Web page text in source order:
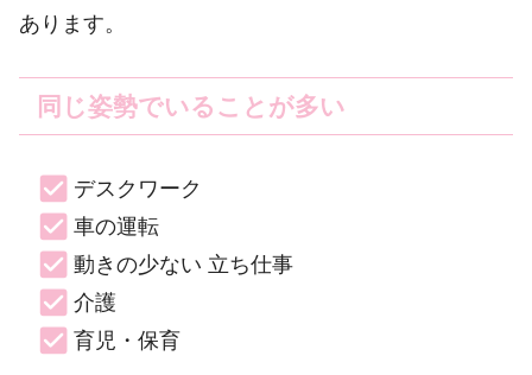
あります。
同じ姿勢でいることが多い
デスクワーク
車の運転
動きの少ない 立ち仕事
介護
育児・保育